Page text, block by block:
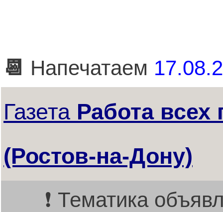
📆 Напечатаем
Газета Работа
(Ростов-на-Дону)
❗ Тематика